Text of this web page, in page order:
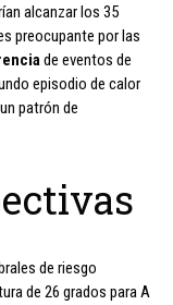
alcanzar los 35
preocupante por las
de eventos de
episodio de calor
patrón de
de riesgo
de 26 grados para A